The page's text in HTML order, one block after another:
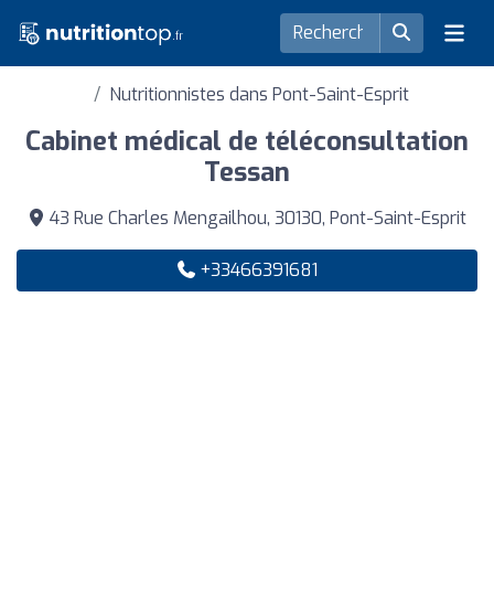
Nutritionnistes dans Pont-Saint-Esprit
Cabinet médical de téléconsultation
Tessan
43 Rue Charles Mengailhou, 30130, Pont-Saint-Esprit
+33466391681